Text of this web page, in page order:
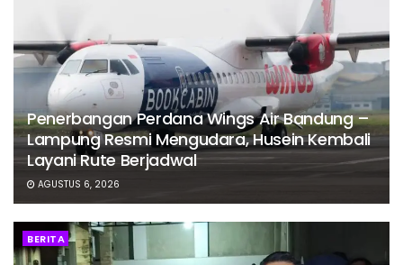
Penerbangan Perdana Wings Air Bandung –
Lampung Resmi Mengudara, Husein Kembali
Layani Rute Berjadwal
AGUSTUS 6, 2026
BERITA